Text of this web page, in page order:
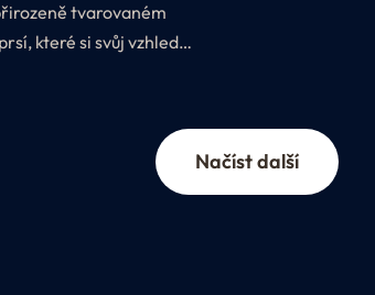
tvarovaném
které si svůj vzhled
Načíst další